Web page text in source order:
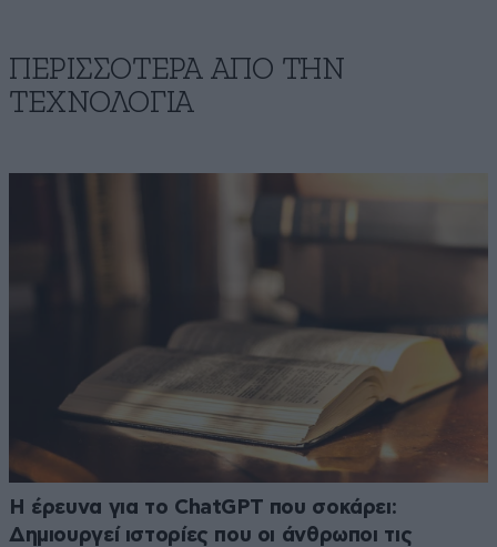
ΠΕΡΙΣΣΟΤΕΡΑ ΑΠΟ ΤΗΝ
ΤΕΧΝΟΛΟΓΙΑ
H έρευνα για το ChatGPT που σοκάρει:
Δημιουργεί ιστορίες που οι άνθρωποι τις